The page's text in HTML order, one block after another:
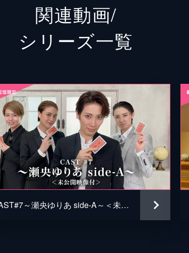
関連動画/
シリーズ⼀覧
CAST#7～瀬央ゆりあ side-A～＜未公開映像付＞